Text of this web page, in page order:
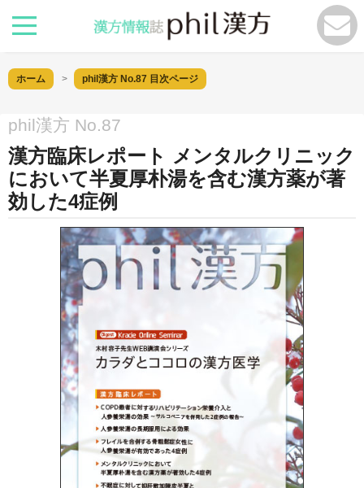
ホーム phil漢方 No.87 目次ページ
phil漢方 No.87
漢方臨床レポート メンタルクリニック
において半夏厚朴湯を含む漢方薬が著
効した4症例